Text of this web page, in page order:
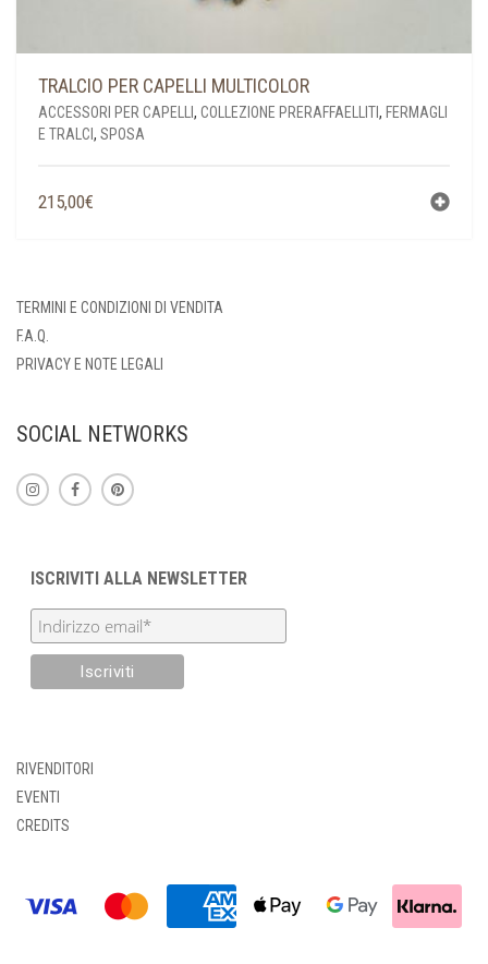
TRALCIO PER CAPELLI MULTICOLOR
ACCESSORI PER CAPELLI , COLLEZIONE PRERAFFAELLITI, FERMAGLI
E TRALCI , SPOSA
215,00€
TERMINI E CONDIZIONI DI VENDITA
F.A.Q.
PRIVACY E NOTE LEGALI
SOCIAL NETWORKS
ISCRIVITI ALLA NEWSLETTER
RIVENDITORI
EVENTI
CREDITS